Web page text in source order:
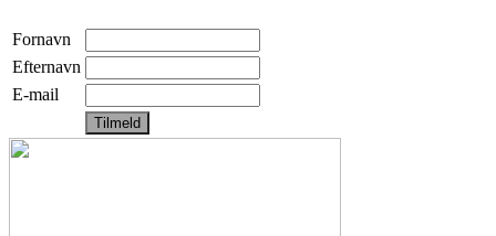
Fornavn
Efternavn
E-mail